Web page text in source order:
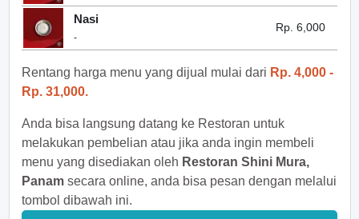
Nasi
-
Rp. 6,000
Rentang harga menu yang dijual mulai dari Rp. 4,000 -
Rp. 31,000.
Anda bisa langsung datang ke Restoran untuk
melakukan pembelian atau jika anda ingin membeli
menu yang disediakan oleh Restoran Shini Mura,
Panam secara online, anda bisa pesan dengan melalui
tombol dibawah ini.